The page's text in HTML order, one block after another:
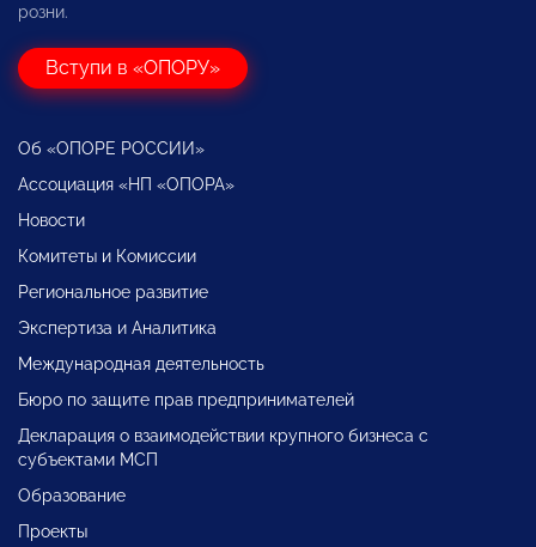
розни.
Вступи в «ОПОРУ»
Об «ОПОРЕ РОССИИ»
Ассоциация «НП «ОПОРА»
Новости
Комитеты и Комиссии
Региональное развитие
Экспертиза и Аналитика
Международная деятельность
Бюро по защите прав предпринимателей
Декларация о взаимодействии крупного бизнеса с
субъектами МСП
Образование
Проекты